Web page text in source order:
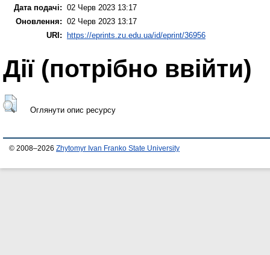
Дата подачі: 02 Черв 2023 13:17
Оновлення: 02 Черв 2023 13:17
URI:
https://eprints.zu.edu.ua/id/eprint/36956
Дії ​​(потрібно ввійти)
Оглянути опис ресурсу
© 2008–2026 Zhytomyr Ivan Franko State University